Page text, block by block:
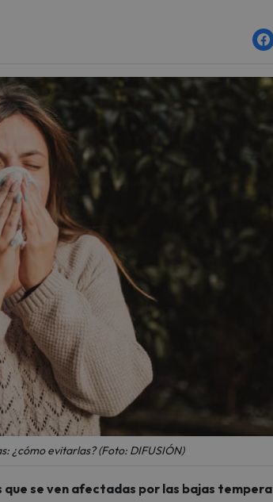
¿cómo evitarlas? (Foto: DIFUSIÓN)
que se ven afectadas por las bajas